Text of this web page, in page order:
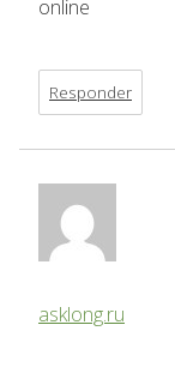
online
Responder
asklong.ru